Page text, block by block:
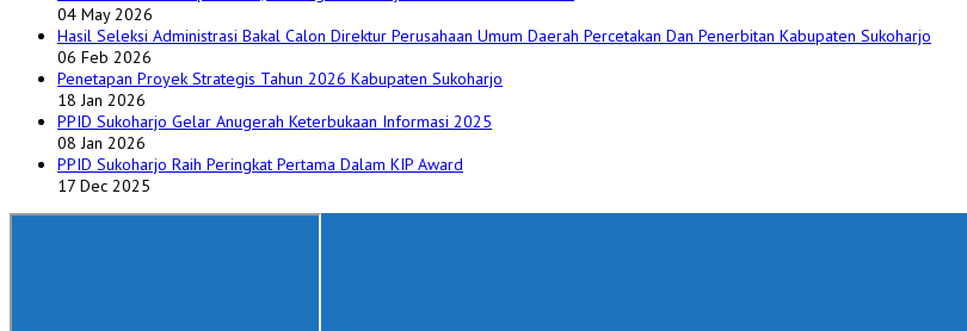
04 May 2026
Hasil Seleksi Administrasi Bakal Calon Direktur Perusahaan Umum Daerah Percetakan Dan Penerbitan Kabupaten Sukoharjo
06 Feb 2026
Penetapan Proyek Strategis Tahun 2026 Kabupaten Sukoharjo
18 Jan 2026
PPID Sukoharjo Gelar Anugerah Keterbukaan Informasi 2025
08 Jan 2026
PPID Sukoharjo Raih Peringkat Pertama Dalam KIP Award
17 Dec 2025